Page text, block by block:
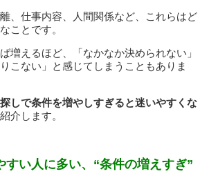
、仕事内容、人間関係など、これらはど
ことです。
増えるほど、「なかなか決められない」
こない」と感じてしまうこともありま
探しで条件を増やしすぎると迷いやすくな
介します。
すい人に多い、“条件の増えすぎ”